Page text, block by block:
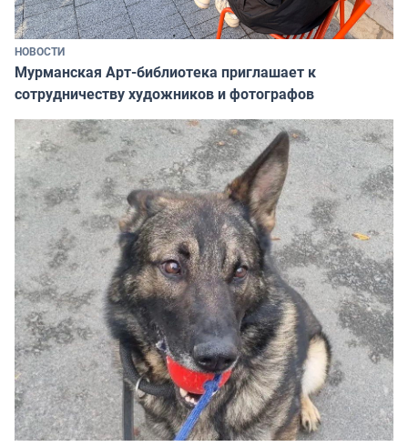
НОВОСТИ
Мурманская Арт-библиотека приглашает к
сотрудничеству художников и фотографов